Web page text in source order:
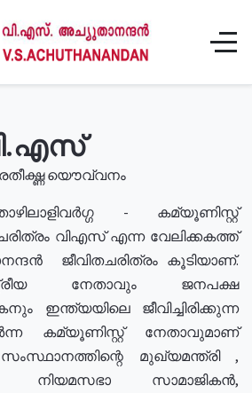
യൌവ്വനം
- കമ്യൂണിസ്റ്റ്
വിഎസ് എന്ന വേലിക്കകത്ത്
ജീവിതചരിത്രം കൂടിയാണ്.
നേതാവും ജനപക്ഷ
ഇന്ത്യയിലെ ജീവിച്ചിരിക്കുന്ന
കമ്യൂണിസ്റ്റ് നേതാവുമാണ്
മുഖ്യമന്ത്രി ,
നിയമസഭാ സാമാജികൻ,